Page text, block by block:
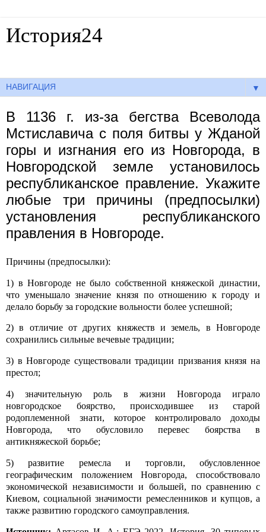
История24
▼
В 1136 г. из-за бегства Всеволода
Мстиславича с поля битвы у Жданой
горы и изгнания его из Новгорода, в
Новгородской земле установилось
республиканское правление. Укажите
любые три причины (предпосылки)
установления республиканского
правления в Новгороде.
Причины (предпосылки):
1) в Новгороде не было собственной княжеской династии,
что уменьшало значение князя по отношению к городу и
делало борьбу за городские вольности более успешной;
2) в отличие от других княжеств и земель, в Новгороде
сохранились сильные вечевые традиции;
3) в Новгороде существовали традиции призвания князя на
престол;
4) значительную роль в жизни Новгорода играло
новгородское боярство, происходившее из старой
родоплеменной знати, которое контролировало доходы
Новгорода, что обусловило перевес боярства в
антикняжеской борьбе;
5) развитие ремесла и торговли, обусловленное
географическим положением Новгорода, способствовало
экономической независимости и большей, по сравнению с
Киевом, социальной значимости ремесленников и купцов, а
также развитию городского самоуправления.